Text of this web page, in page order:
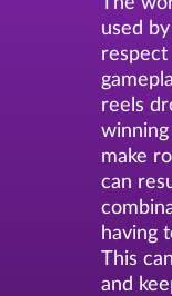
used
reels
make
can
having
This
and